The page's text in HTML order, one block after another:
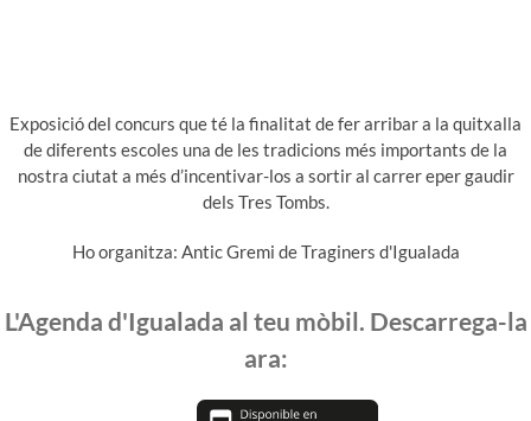
Exposició del concurs que té la finalitat de fer arribar a la quitxalla
de diferents escoles una de les tradicions més importants de la
nostra ciutat a més d’incentivar-los a sortir al carrer eper gaudir
dels Tres Tombs.
Ho organitza: Antic Gremi de Traginers d'Igualada
L'Agenda d'Igualada al teu mòbil. Descarrega-la
ara: